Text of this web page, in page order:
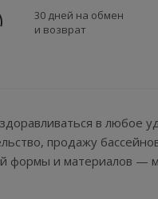
30 дней на обмен
и возврат
в любое
продажу
формы и материалов —